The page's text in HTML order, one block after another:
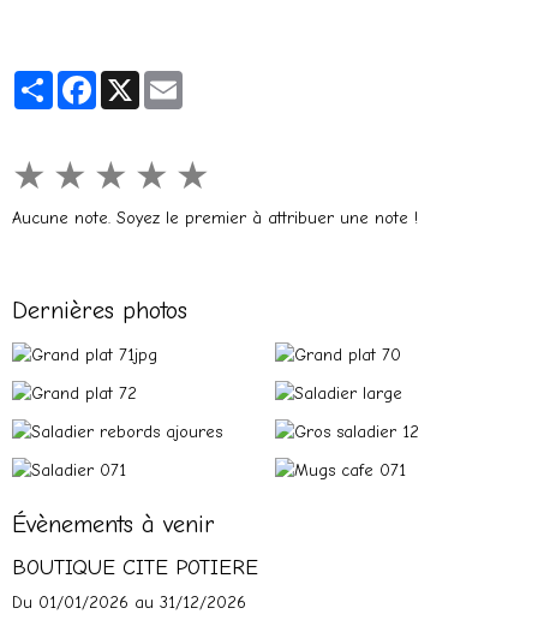
PartagerFacebook
X
★ ★ ★ ★ ★
Aucune note. Soyez le premier à attribuer une note !
Dernières photos
Évènements à venir
BOUTIQUE CITE POTIERE
Du 01/01/2026 au 31/12/2026